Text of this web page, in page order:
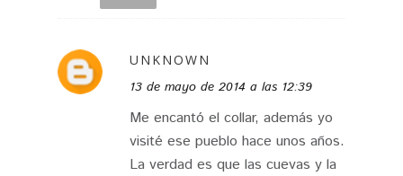
UNKNOWN
13 de mayo de 2014 a las 12:39
Me encantó el collar, además yo
visité ese pueblo hace unos años.
La verdad es que las cuevas y la